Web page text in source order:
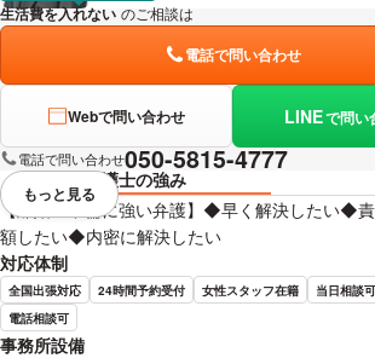
生活費を入れない のご相談は
電話で問い合わせ
Webで問い合わせ LINEで問い
電話で問い合わせ050-5815-4777
弁護士の強み
【離婚・不倫に強い弁護】◆早く解決したい◆
額したい◆内密に解決したい
対応体制
全国出張対応 24時間予約受付 女性スタッフ在籍 当日相談可
電話相談可
事務所設備
視覚的に省略されている要素を
もっと見る